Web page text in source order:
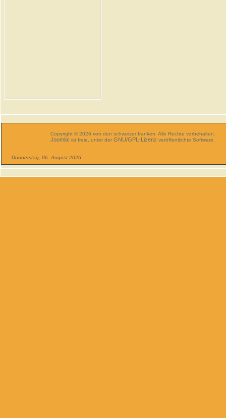
Copyright © 2026 von den schweizer franken. Alle Rechte vorbehalten.
Joomla! ist freie, unter derGNU/GPL-Lizenz veröffentlichte Software.
Donnerstag, 06. August 2026